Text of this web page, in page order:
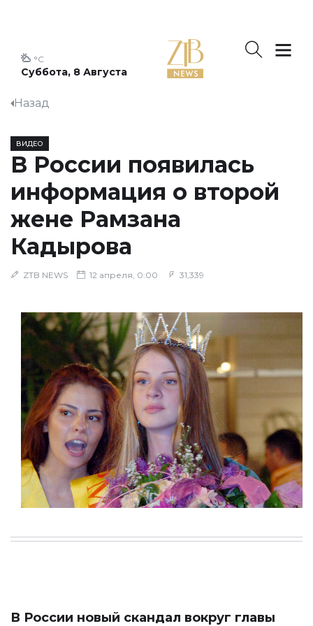
Суббота, 8 Августа
°C
Назад
ВИДЕО
В России появилась
информация о второй
жене Рамзана
Кадырова
ZTB NEWS 12 апреля, 0:00 31,339
В России новый скандал вокруг главы